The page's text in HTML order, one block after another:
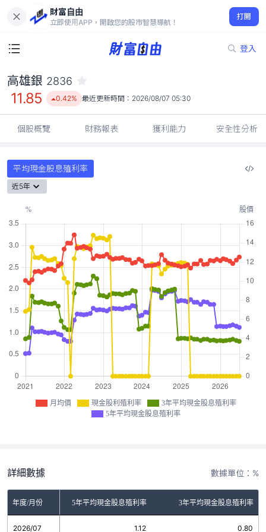
財富自由
立即使用APP，開啟您的股市智慧導航！
打開
登入
11.85
0.42%
高雄銀 2836
11.85 0.42% 最近更新時間： 2026/08/07 05:30
個股概覽 財務報表 獲利能力 安全性分析
平均現金股息殖利率
近5年
月均價 現金股利殖利率
3年平均現金股息殖利率
5年平均現金股息殖利率
詳細數據 數據單位：%
年度/月份
股利殖利率 5年平均現金股息殖利率 3年平均現金股息殖利率
2026/07
0.00 1.12 0.80